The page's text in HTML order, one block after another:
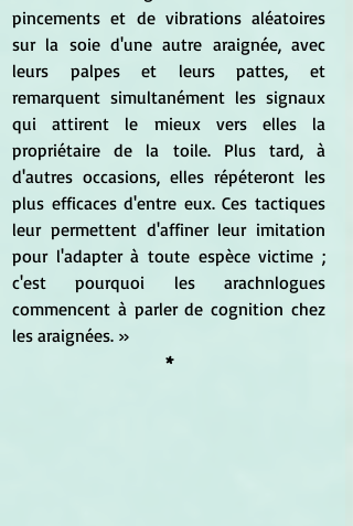
pincements et de vibrations aléatoires
sur la soie d'une autre araignée, avec
leurs palpes et leurs pattes, et
remarquent simultanément les signaux
qui attirent le mieux vers elles la
propriétaire de la toile. Plus tard, à
d'autres occasions, elles répéteront les
plus efficaces d'entre eux. Ces tactiques
leur permettent d'affiner leur imitation
pour l'adapter à toute espèce victime ;
c'est pourquoi les arachnlogues
commencent à parler de cognition chez
les araignées. »
*